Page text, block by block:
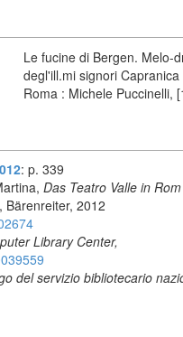
Le fucine di Bergen. Melo-
degl'ill.mi signori
Roma : Michele Puccinelli,
: p. 339
Das Teatro Valle in
Bärenreiter, 2012
Library Center,
del servizio bibliotecario